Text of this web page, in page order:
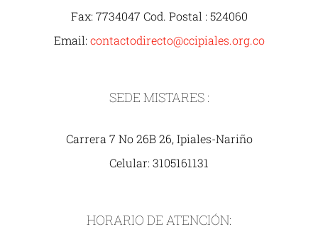
Fax: 7734047 Cod. Postal : 524060
Email: contactodirecto@ccipiales.org.co
SEDE MISTARES :
Carrera 7 No 26B 26, Ipiales-Nariño
Celular: 3105161131
HORARIO DE ATENCIÓN: